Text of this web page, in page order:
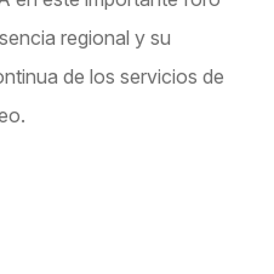
regional y su
de los servicios de